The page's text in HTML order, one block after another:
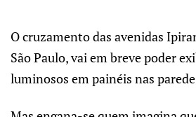
O cruzamento das avenidas
São Paulo, vai em breve poder
luminosos em painéis nas